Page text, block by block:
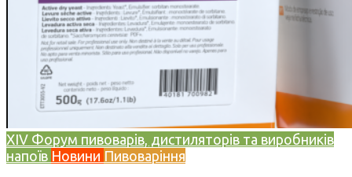
XIV Форум пивоварів, дистиляторів та виробників
напоїв Новини Пивоваріння